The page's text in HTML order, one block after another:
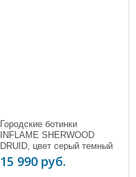
Городские ботинки
INFLAME SHERWOOD
DRUID, цвет серый темный
15 990 руб.